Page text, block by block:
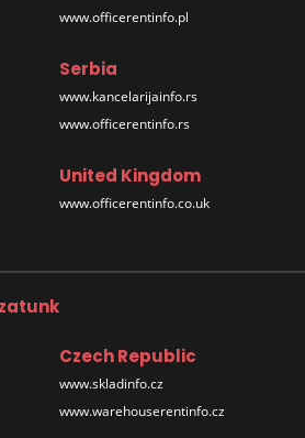
www.officerentinfo.pl
Serbia
www.kancelarijainfo.rs
www.officerentinfo.rs
United Kingdom
www.officerentinfo.co.uk
Czech Republic
www.skladinfo.cz
www.warehouserentinfo.cz